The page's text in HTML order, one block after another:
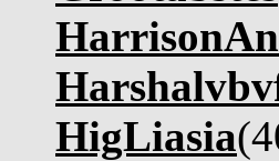
HigLiasia